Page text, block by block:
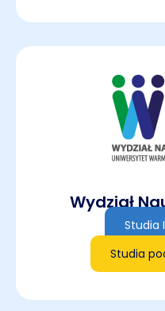
Wydział
Studia
Studia